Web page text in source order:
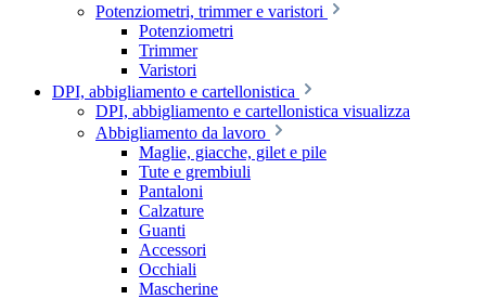
Potenziometri, trimmer e varistori
Potenziometri
Trimmer
Varistori
DPI, abbigliamento e cartellonistica
DPI, abbigliamento e cartellonistica visualizza
Abbigliamento da lavoro
Maglie, giacche, gilet e pile
Tute e grembiuli
Pantaloni
Calzature
Guanti
Accessori
Occhiali
Mascherine